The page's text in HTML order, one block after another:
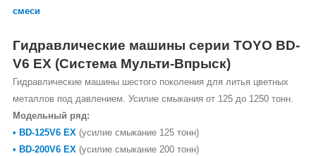
смеси
Гидравлические машины серии TOYO BD-
V6 EX (Система Мульти-Впрыск)
Гидравлические машины шестого поколения для литья цветных
металлов под давлением. Усилие смыкания от 125 до 1250 тонн.
Модельный ряд:
• BD-125V6 EX (усилие смыкание 125 тонн)
• BD-200V6 EX (усилие смыкание 200 тонн)